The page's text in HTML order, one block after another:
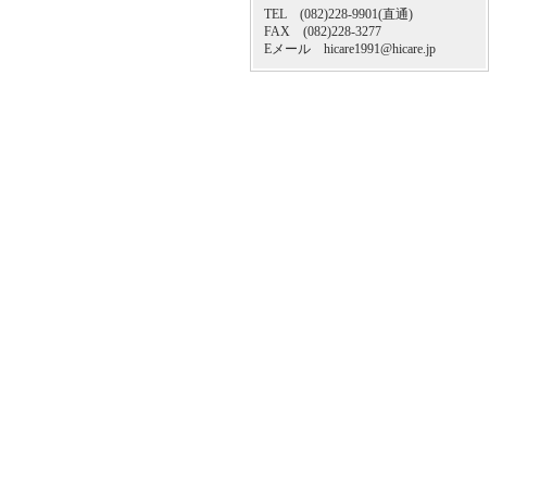
TEL (082)228-9901(直通)
FAX (082)228-3277
Eメール hicare1991@hicare.jp